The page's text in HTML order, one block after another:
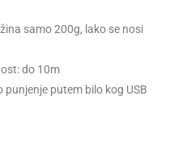
samo 200g, lako se nosi
do 10m
punjenje putem bilo kog USB